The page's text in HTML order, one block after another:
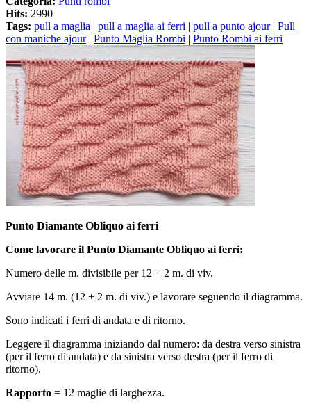
Hits: 2990
Tags: pull a maglia pull a maglia ai ferri pull a punto ajour| Pull
con maniche ajour| Punto Maglia Rombi Punto Rombi ai ferri
Punto Diamante Obliquo ai ferri
Come lavorare il Punto Diamante Obliquo ai ferri:
Numero delle m. divisibile per 12 + 2 m. di viv.
Avviare 14 m. (12 + 2 m. di viv.) e lavorare seguendo il diagramma.
Sono indicati i ferri di andata e di ritorno.
Leggere il diagramma iniziando dal numero: da destra verso sinistra
(per il ferro di andata) e da sinistra verso destra (per il ferro di
ritorno).
Rapporto = 12 maglie di larghezza.